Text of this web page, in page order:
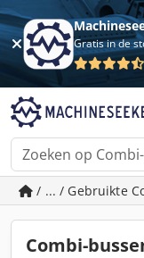
Gratis in de
/ ... / Gebruikte
Combi-